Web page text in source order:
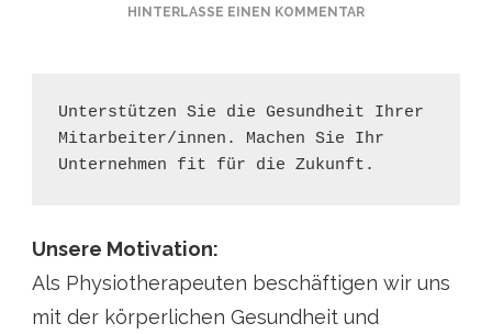
HINTERLASSE EINEN KOMMENTARZU
INDIVIDUELL
Unterstützen Sie die Gesundheit Ihrer
Mitarbeiter/innen. Machen Sie Ihr
Unsere Motivation:
Als Physiotherapeuten beschäftigen wir uns
mit der körperlichen Gesundheit und